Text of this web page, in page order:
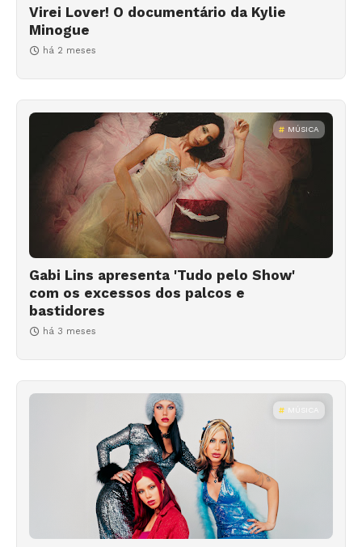
Virei Lover! O documentário da Kylie
Minogue
há 2 meses
MÚSICA
Gabi Lins apresenta 'Tudo pelo Show'
com os excessos dos palcos e
bastidores
há 3 meses
MÚSICA